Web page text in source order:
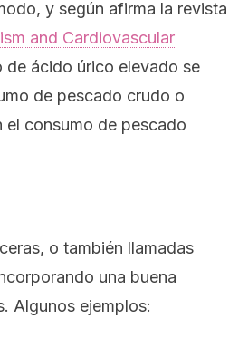
y según afirma la revista
and Cardiovascular
de ácido úrico elevado se
de pescado crudo o
el consumo de pescado
o también llamadas
una buena
Algunos ejemplos: